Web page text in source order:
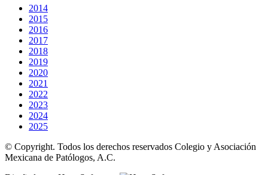
2014
2015
2016
2017
2018
2019
2020
2021
2022
2023
2024
2025
© Copyright. Todos los derechos reservados Colegio y Asociación
Mexicana de Patólogos, A.C.